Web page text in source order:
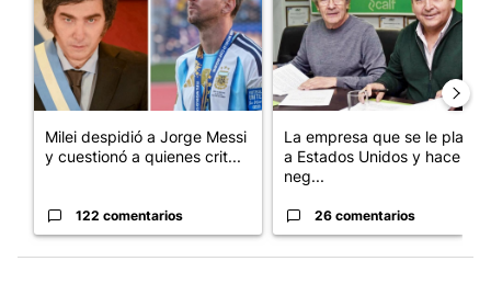
Milei despidió a Jorge Messi
y cuestionó a quienes crit...
122 comentarios
La empresa que se le plantó
a Estados Unidos y hace
neg...
26 comentarios